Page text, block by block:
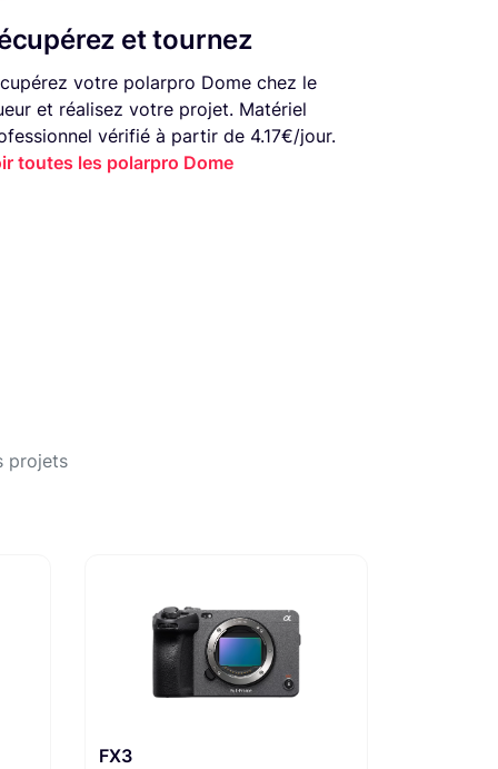
et tournez
votre polarpro Dome chez le
et réalisez votre projet. Matériel
vérifié à partir de 4.17€/jour.
toutes les polarpro Dome
projets
FX3